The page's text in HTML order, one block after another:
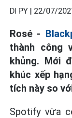
DI PY | 22/07/
Rosé -
thành công
khủng. Mới
khúc xếp
tích này so
Spotify vừa